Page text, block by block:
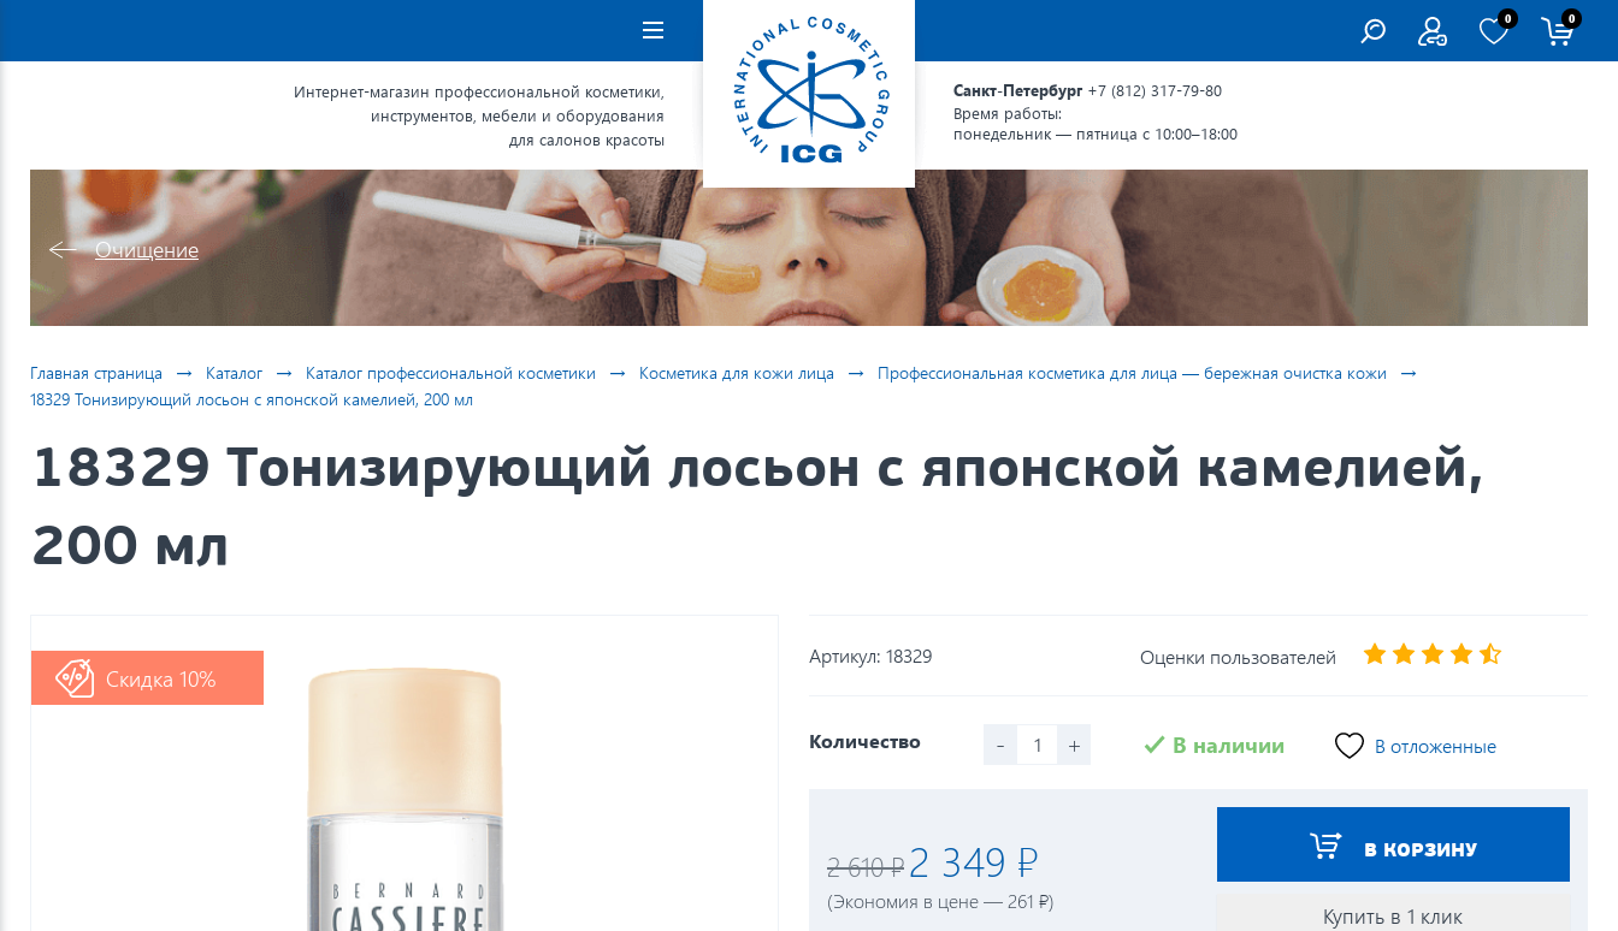
Навигация
0 0
Интернет-магазин профессиональной косметики,
инструментов, мебели и оборудования
для салонов красоты
Санкт-Петербург +7 (812) 317-79-80
Время работы:
понедельник — пятница с 10:00–18:00
Очищение
Главная страница → Каталог → Каталог профессиональной косметики → Косметика для кожи лица → Профессиональная косметика для лица — бережная очистка кожи →
18329 Тонизирующий лосьон с японской камелией, 200 мл
18329 Тонизирующий лосьон с японской камелией,
200 мл
Скидка 10%
Артикул: 18329 Оценки пользователей
Количество - + В наличии В отложенные
2 610 ₽2 349 ₽
(Экономия в цене — 261 ₽)
В КОРЗИНУ
Купить в 1 клик